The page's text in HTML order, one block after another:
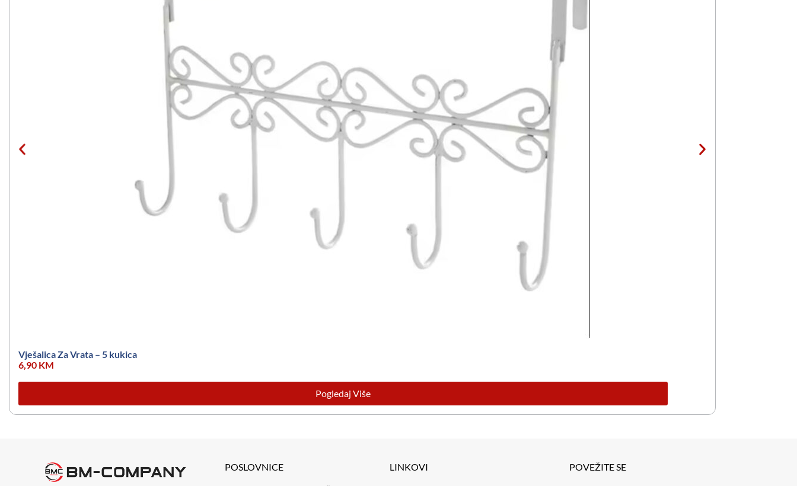
Vješalica Za Vrata – 5 kukica
6,90 KM
Pogledaj Više
POSLOVNICE LINKOVI POVEŽITE SE